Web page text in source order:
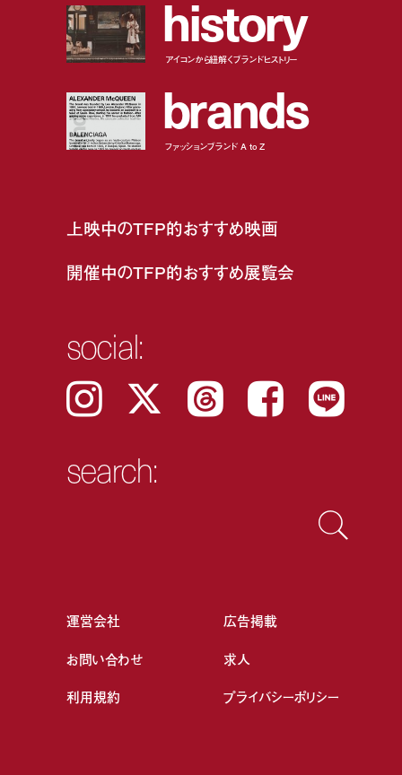
history
アイコンから紐解くブランドヒストリー
brands
ファッションブランド A to Z
上映中のTFP的おすすめ映画
開催中のTFP的おすすめ展覧会
social:
Instagram 𝕏 Threads Facebook LINE
search:
運営会社
広告掲載
お問い合わせ
求人
利用規約 プライバシーポリシー